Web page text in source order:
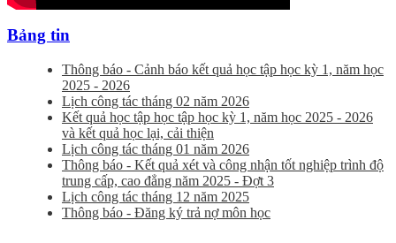
Bảng tin
Thông báo - Cảnh báo kết quả học tập học kỳ 1, năm học
2025 - 2026
Lịch công tác tháng 02 năm 2026
Kết quả học tập học tập học kỳ 1, năm học 2025 - 2026
và kết quả học lại, cải thiện
Lịch công tác tháng 01 năm 2026
Thông báo - Kết quả xét và công nhận tốt nghiệp trình độ
trung cấp, cao đẳng năm 2025 - Đợt 3
Lịch công tác tháng 12 năm 2025
Thông báo - Đăng ký trả nợ môn học